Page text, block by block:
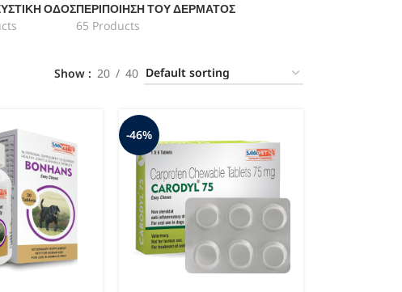
ΟΔΌΣΠΕΡΙΠΟΊΗΣΗ ΤΟΥ ΔΈΡΜΑΤΟΣ
65 Products
Show 20 40
-46%